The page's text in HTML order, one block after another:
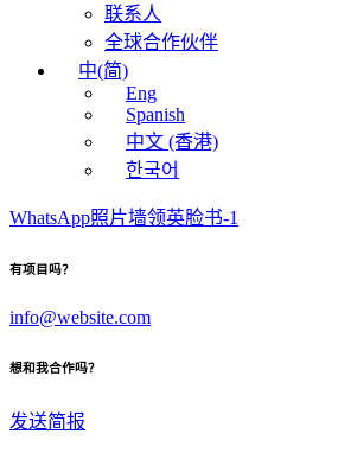
联系人
全球合作伙伴
中(简)
Eng
Spanish
中文 (香港)
한국어
WhatsApp照片墙领英脸书-1
有项目吗？
info@website.com
想和我合作吗？
发送简报